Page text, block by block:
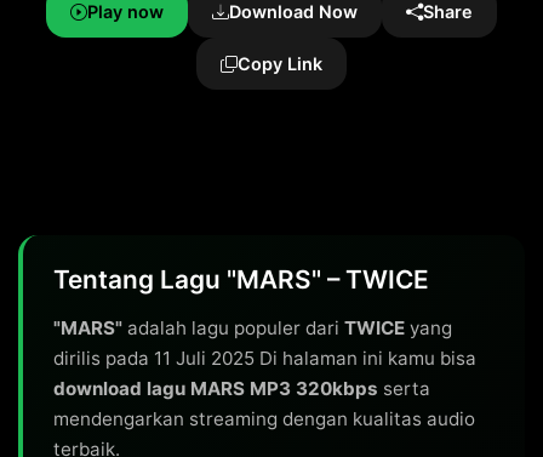
Play now Download Now Share
Copy Link
Tentang Lagu "MARS" – TWICE
"MARS" adalah lagu populer dari TWICE yang
dirilis pada 11 Juli 2025 Di halaman ini kamu bisa
download lagu MARS MP3 320kbps serta
mendengarkan streaming dengan kualitas audio
terbaik.